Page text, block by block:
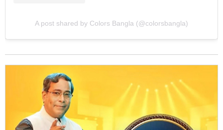
A post shared by Colors Bangla (@colorsbangla)